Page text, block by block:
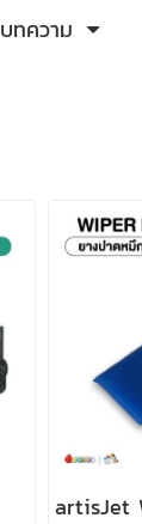
บทความ
artisJet